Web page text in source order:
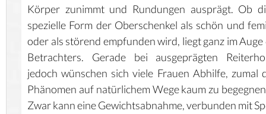
Körper zunimmt und Rundungen ausprägt. Ob
spezielle Form der Oberschenkel als schön und
oder als störend empfunden wird, liegt ganz im Auge
Betrachters. Gerade bei ausgeprägten
jedoch wünschen sich viele Frauen Abhilfe, zumal
Phänomen auf natürlichem Wege kaum zu
Zwar kann eine Gewichtsabnahme, verbunden mit